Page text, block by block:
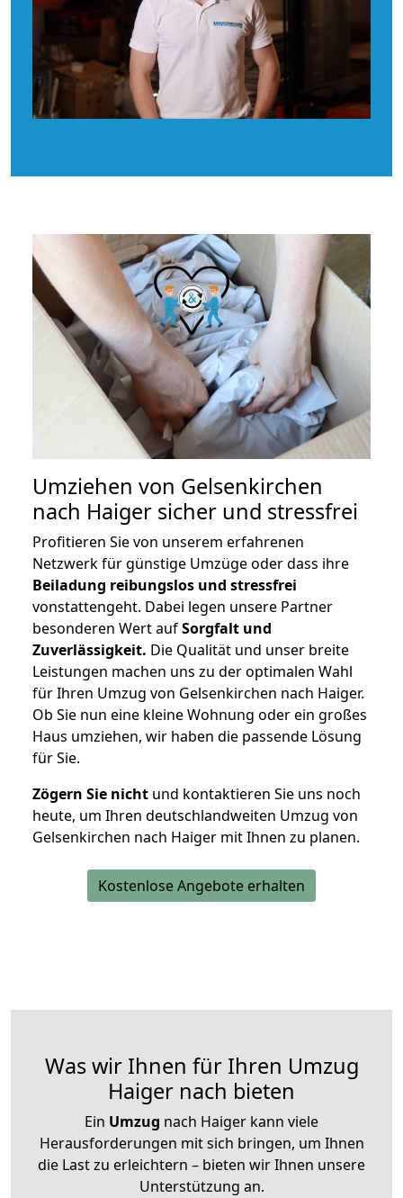
Umziehen von Gelsenkirchen
nach Haiger sicher und stressfrei
Profitieren Sie von unserem erfahrenen
Netzwerk für günstige Umzüge oder dass ihre
Beiladung reibungslos und stressfrei
vonstattengeht. Dabei legen unsere Partner
besonderen Wert aufSorgfalt und
Zuverlässigkeit. Die Qualität und unser breite
Leistungen machen uns zu der optimalen Wahl
für Ihren Umzug von Gelsenkirchen nach Haiger.
Ob Sie nun eine kleine Wohnung oder ein großes
Haus umziehen, wir haben die passende Lösung
für Sie.
Zögern Sie nicht und kontaktieren Sie uns noch
heute, um Ihren deutschlandweiten Umzug von
Gelsenkirchen nach Haiger mit Ihnen zu planen.
Kostenlose Angebote erhalten
Was wir Ihnen für Ihren Umzug
Haiger nach bieten
Ein Umzug nach Haiger kann viele
Herausforderungen mit sich bringen, um Ihnen
die Last zu erleichtern – bieten wir Ihnen unsere
Unterstützung an.